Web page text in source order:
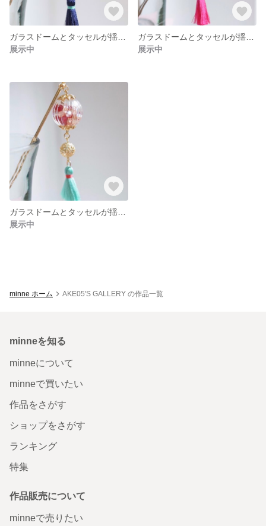
展示中
展示中
展示中
minne ホーム AKE05'S GALLERY の作品一覧
minneを知る
minneについて
minneで買いたい
作品をさがす
ショップをさがす
ランキング
特集
作品販売について
minneで売りたい